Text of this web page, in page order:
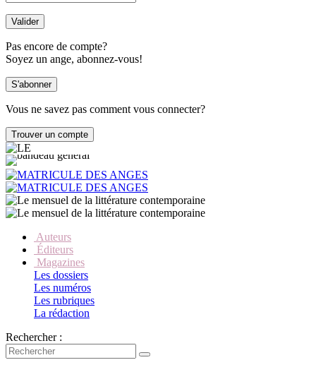
Pas encore de compte?
Soyez un ange, abonnez-vous!
Vous ne savez pas comment vous connecter?
Auteurs
Éditeurs
Magazines
Les dossiers
Les numéros
Les rubriques
La rédaction
Rechercher :